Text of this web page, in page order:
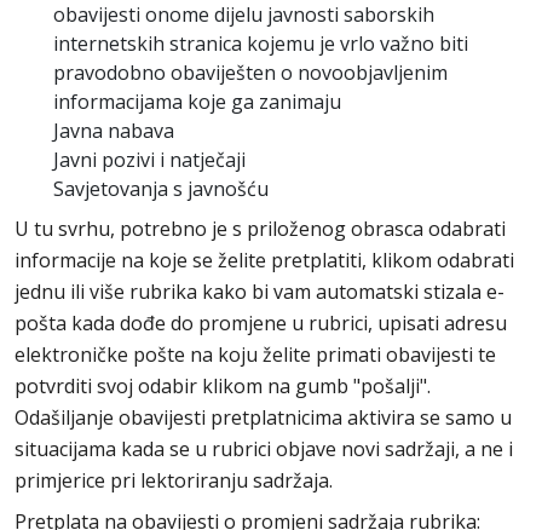
obavijesti onome dijelu javnosti saborskih
internetskih stranica kojemu je vrlo važno biti
pravodobno obaviješten o novoobjavljenim
informacijama koje ga zanimaju
Javna nabava
Javni pozivi i natječaji
Savjetovanja s javnošću
U tu svrhu, potrebno je s priloženog obrasca odabrati
informacije na koje se želite pretplatiti, klikom odabrati
jednu ili više rubrika kako bi vam automatski stizala e-
pošta kada dođe do promjene u rubrici, upisati adresu
elektroničke pošte na koju želite primati obavijesti te
potvrditi svoj odabir klikom na gumb "pošalji".
Odašiljanje obavijesti pretplatnicima aktivira se samo u
situacijama kada se u rubrici objave novi sadržaji, a ne i
primjerice pri lektoriranju sadržaja.
Pretplata na obavijesti o promjeni sadržaja rubrika: